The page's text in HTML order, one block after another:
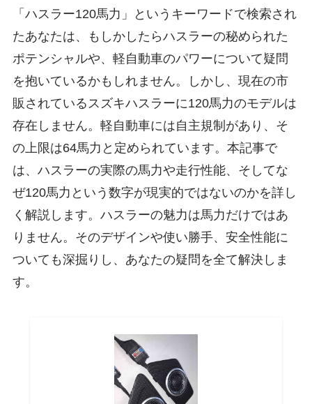
「ハスラー120馬力」というキーワードで検索され
たあなたは、もしかしたらハスラーの秘められた
ポテンシャルや、軽自動車のパワーについて疑問
を抱いているかもしれません。しかし、現在の市
販されているスズキハスラーに120馬力のモデルは
存在しません。軽自動車には自主規制があり、そ
の上限は64馬力と定められています。本記事で
は、ハスラーの実際の馬力や走行性能、そしてな
ぜ120馬力という数字が現実的ではないのかを詳し
く解説します。ハスラーの魅力は馬力だけではあ
りません。そのデザインや使い勝手、安全性能に
ついても深掘りし、あなたの疑問を全て解決しま
す。